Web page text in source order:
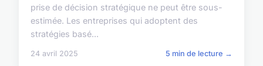
prise de décision stratégique ne peut être sous-
estimée. Les entreprises qui adoptent des
stratégies basé...
24 avril 2025 5 min de lecture →